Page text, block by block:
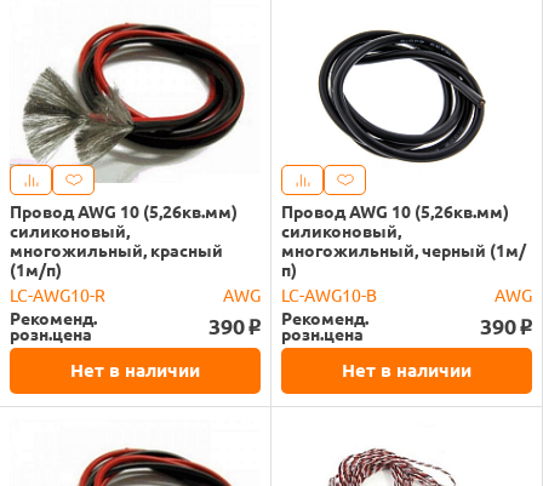
Провод AWG 10 (5,26кв.мм)
силиконовый,
многожильный, красный
(1м/п)
LC-AWG10-R
AWG
Рекоменд.
розн.цена 390 o
Нет в наличии
Провод AWG 10 (5,26кв.мм)
силиконовый,
многожильный, черный (1м/
п)
LC-AWG10-B
AWG
Рекоменд.
розн.цена 390 o
Нет в наличии